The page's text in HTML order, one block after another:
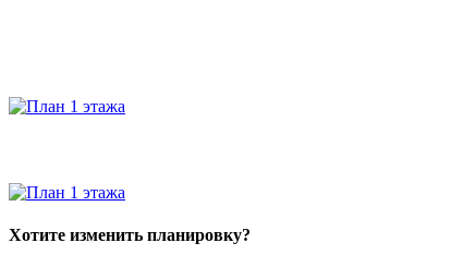
Хотите изменить планировку?